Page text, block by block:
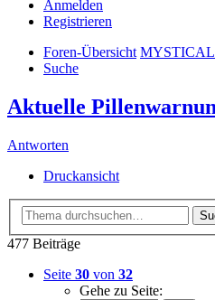
Anmelden
Registrieren
Foren-Übersicht
Suche
Aktuelle
Antworten
Druckansicht
477 Beiträge
Seite 30 von 32
Gehe zu Seite: